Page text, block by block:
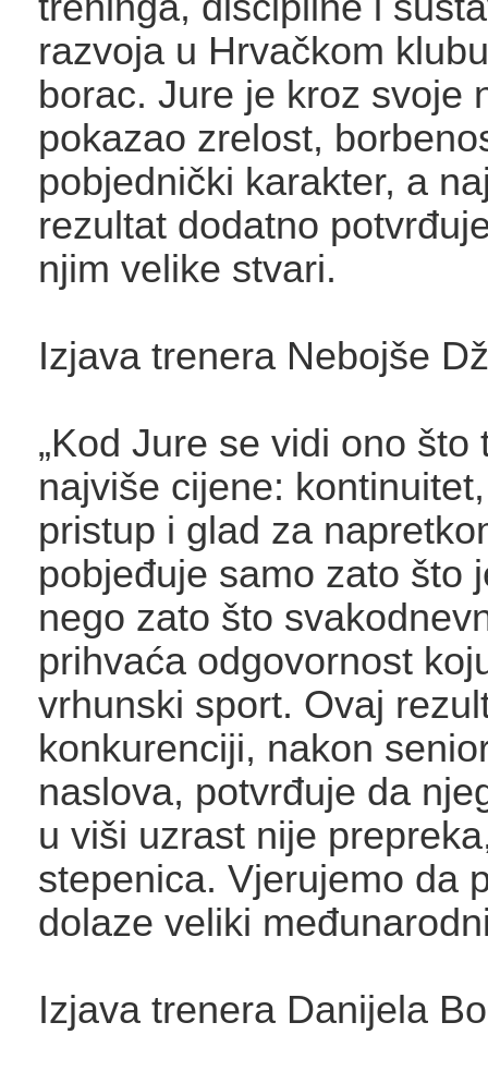
razvoja u Hrvačkom
borac. Jure je kroz svoje
pokazao zrelost,
pobjednički karakter, a
rezultat dodatno
njim velike stvari.
Izjava trenera Nebojše
„Kod Jure se vidi ono što
najviše cijene:
pristup i glad za
pobjeđuje samo zato što
nego zato što
prihvaća odgovornost
vrhunski sport. Ovaj
konkurenciji, nakon
naslova, potvrđuje da
u viši uzrast nije
stepenica. Vjerujemo da
dolaze veliki
Izjava trenera Danijela